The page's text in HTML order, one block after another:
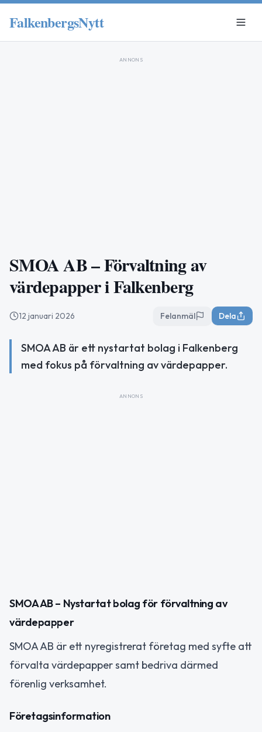
FalkenbergsNytt
ANNONS
SMOA AB – Förvaltning av
värdepapper i Falkenberg
12 januari 2026 Felanmäl Dela
SMOA AB är ett nystartat bolag i Falkenberg
med fokus på förvaltning av värdepapper.
ANNONS
SMOA AB – Nystartat bolag för förvaltning av
värdepapper
SMOA AB är ett nyregistrerat företag med syfte att
förvalta värdepapper samt bedriva därmed
förenlig verksamhet.
Företagsinformation